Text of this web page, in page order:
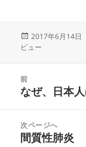
投
稿
2017年6月14日
ビュー
前
前
投
稿:
なぜ、日本
次ページへ
次
間質性肺炎